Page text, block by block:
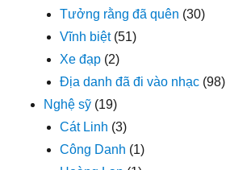
Tưởng rằng đã quên (30)
Vĩnh biệt(51)
Xe đạp (2)
Địa danh đã đi vào nhạc (98)
Nghệ sỹ (19)
Cát Linh (3)
Công Danh (1)